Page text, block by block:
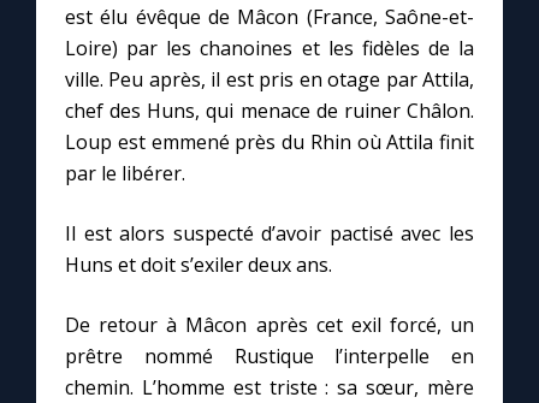
Questions-réponses
Prier au quotidien
Avec Thérèse de Lisieux
L'Évangile chaque jour
Les premiers samedis du mois
Marie qui défait les nœuds
est élu évêque de Mâcon (France, Saône-et-
Loire) par les chanoines et les fidèles de la
ville. Peu après, il est pris en otage par Attila,
chef des Huns, qui menace de ruiner Châlon.
Loup est emmené près du Rhin où Attila finit
par le libérer.
Il est alors suspecté d’avoir pactisé avec les
Huns et doit s’exiler deux ans.
De retour à Mâcon après cet exil forcé, un
prêtre nommé Rustique l’interpelle en
chemin. L’homme est triste : sa sœur, mère